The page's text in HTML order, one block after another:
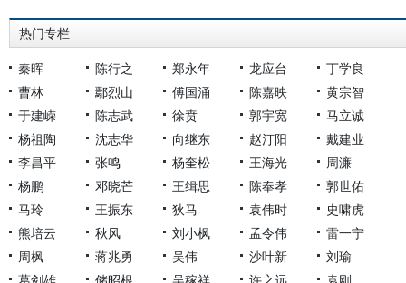
热门专栏
秦晖 陈行之 郑永年 龙应台
丁学良
曹林
鄢烈山 傅国涌 陈嘉映
黄宗智
于建嵘
陈志武 徐贲 郭宇宽
马立诚
杨祖陶
沈志华 向继东 赵汀阳
戴建业
李昌平
张鸣 杨奎松 王海光
周濂
杨鹏
邓晓芒 王缉思 陈奉孝
郭世佑
马玲
王振东 狄马 袁伟时
史啸虎
熊培云
秋风 刘小枫 孟令伟
雷一宁
周枫
蒋兆勇 吴伟 沙叶新
刘瑜